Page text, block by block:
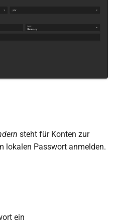
steht für Konten zur
lokalen Passwort anmelden.
ein